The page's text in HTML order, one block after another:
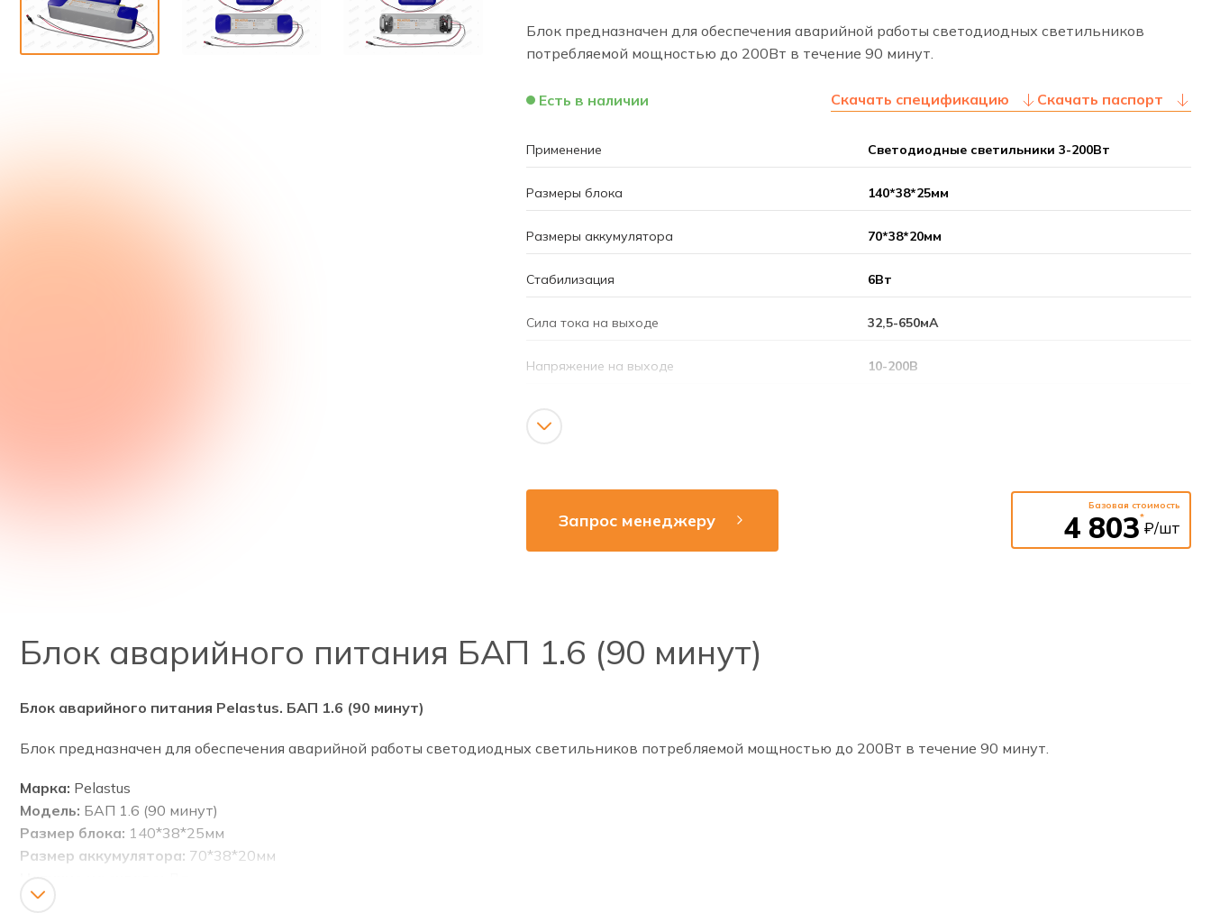
Блок предназначен для обеспечения аварийной работы светодиодных светильников
потребляемой мощностью до 200Вт в течение 90 минут.
Есть в наличии Скачать спецификацию Скачать паспорт
Применение Светодиодные светильники 3-200Вт
Размеры блока 140*38*25мм
Размеры аккумулятора 70*38*20мм
Стабилизация 6Вт
Сила тока на выходе 32,5-650мА
Напряжение на выходе 10-200В
Напряжение сети
Запрос менеджеру
Базовая стоимость
4 803*
₽/шт
Блок аварийного питания БАП 1.6 (90 минут)
Блок аварийного питания Pelastus. БАП 1.6 (90 минут)
Блок предназначен для обеспечения аварийной работы светодиодных светильников потребляемой мощностью до 200Вт в течение 90 минут.
Марка: Pelastus
Модель: БАП 1.6 (90 минут)
Размер блока: 140*38*25мм
Размер аккумулятора: 70*38*20мм
Мин. размер заказа: